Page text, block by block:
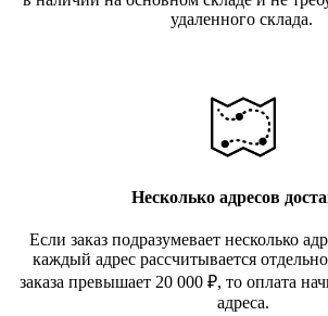
удаленного склада.
Несколько адресов
Если заказ подразумевает несколько
каждый адрес рассчитывается
заказа превышает 20 000 ₽, то оплата
адреса.